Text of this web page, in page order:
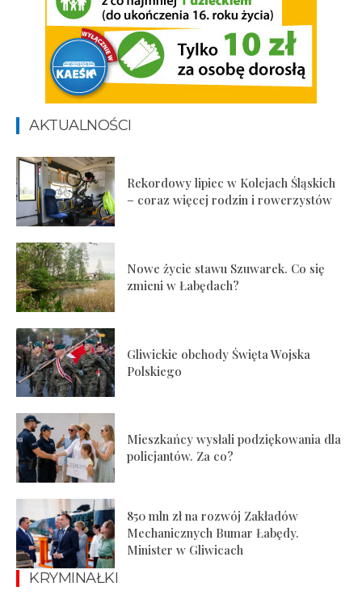
AKTUALNOŚCI
Rekordowy lipiec w Kolejach Śląskich
– coraz więcej rodzin i rowerzystów
Nowe życie stawu Szuwarek. Co się
zmieni w Łabędach?
Gliwickie obchody Święta Wojska
Polskiego
Mieszkańcy wysłali podziękowania dla
policjantów. Za co?
850 mln zł na rozwój Zakładów
Mechanicznych Bumar Łabędy.
Minister w Gliwicach
KRYMINAŁKI